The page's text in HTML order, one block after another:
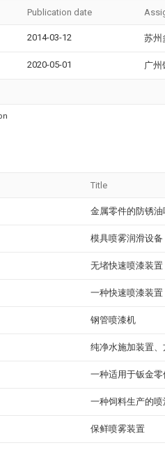
Publication date
2014-03-12 苏州
2020-05-01 广州
Title
金属零件的防锈
模具喷雾润滑设备
无堵快速喷漆装置
一种快速喷漆装置
钢管喷漆机
纯净水施加装置
一种适用于钣金
一种饲料生产的
保鲜喷雾装置